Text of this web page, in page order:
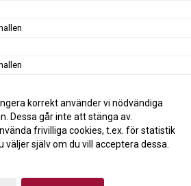
korrekt använder vi nödvändiga
Dessa går inte att stänga av.
frivilliga cookies, t.ex. för statistik
väljer själv om du vill acceptera dessa.